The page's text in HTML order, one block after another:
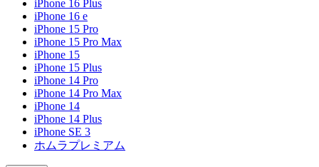
iPhone 16 Plus
iPhone 16 e
iPhone 15 Pro
iPhone 15 Pro Max
iPhone 15
iPhone 15 Plus
iPhone 14 Pro
iPhone 14 Pro Max
iPhone 14
iPhone 14 Plus
iPhone SE 3
ホムラプレミアム